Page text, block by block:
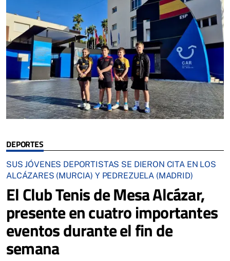
DEPORTES
SUS JÓVENES DEPORTISTAS SE DIERON CITA EN LOS
ALCÁZARES (MURCIA) Y PEDREZUELA (MADRID)
El Club Tenis de Mesa Alcázar,
presente en cuatro importantes
eventos durante el fin de
semana